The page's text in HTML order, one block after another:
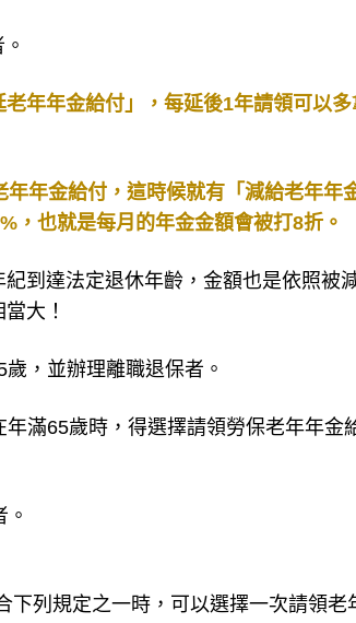
年年金給付」，每延後1年請領可以多
年金給付，這時候就有「減給老年年
，也就是每月的年金金額會被打8折。
到達法定退休年齡，金額也是依照被
大！
，並辦理離職退保者。
滿65歲時，得選擇請領勞保老年年金
下列規定之一時，可以選擇一次請領老